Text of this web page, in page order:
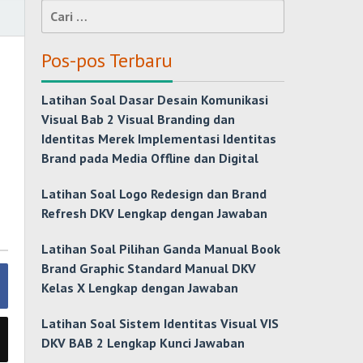
Cari
untuk:
Pos-pos Terbaru
Latihan Soal Dasar Desain Komunikasi
Visual Bab 2 Visual Branding dan
Identitas Merek Implementasi Identitas
Brand pada Media Offline dan Digital
Latihan Soal Logo Redesign dan Brand
Refresh DKV Lengkap dengan Jawaban
Latihan Soal Pilihan Ganda Manual Book
Brand Graphic Standard Manual DKV
Kelas X Lengkap dengan Jawaban
Latihan Soal Sistem Identitas Visual VIS
DKV BAB 2 Lengkap Kunci Jawaban